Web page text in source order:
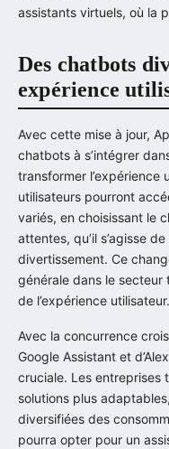
assistants virtuels, où la
Des chatbots
expérience
Avec cette mise à jour,
chatbots à s’intégrer
transformer l’expérience
utilisateurs pourront
variés, en choisissant le
attentes, qu’il s’agisse
divertissement. Ce
générale dans le secteur
de l’expérience utilisateur.
Avec la concurrence
Google Assistant et
cruciale. Les entreprises
solutions plus
diversifiées des
pourra opter pour un